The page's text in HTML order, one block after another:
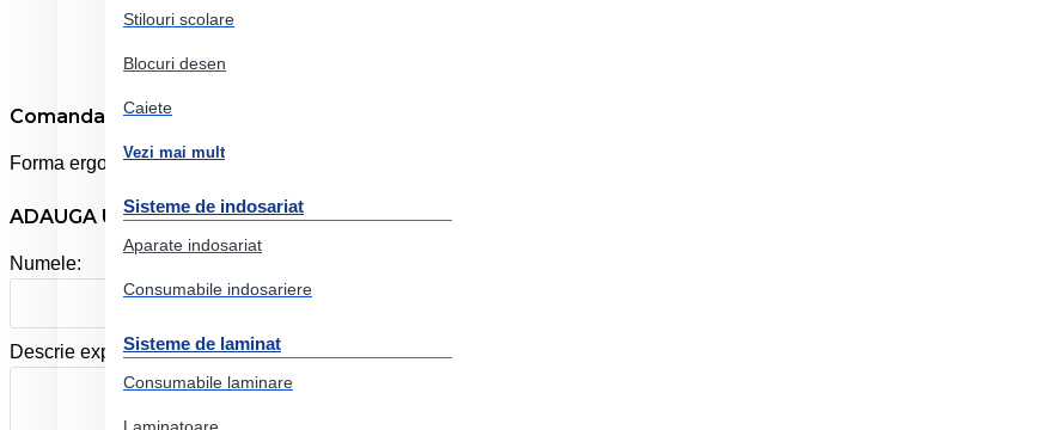
Stilouri scolare
Blocuri desen
Caiete
Vezi mai mult
Sisteme de indosariat
Aparate indosariat
Consumabile indosariere
Sisteme de laminat
Consumabile laminare
Comanda online Ascutitoare cu radiera buburuza faber-castell
Forma ergonomica. Design atractiv pentru copii. Radiera de calitate. Pentru creioane clasice, triunghiulare sau Jumbo.
ADAUGA UN REVIEW
Numele:
Descrie experienta ta cu produsul: